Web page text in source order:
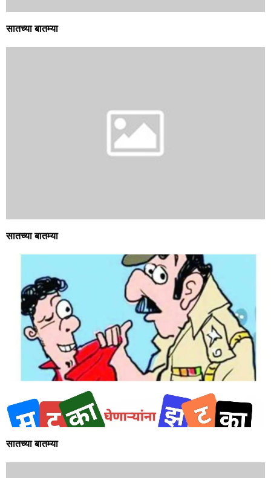
सातच्या बातम्या
सातच्या बातम्या
सातच्या बातम्या